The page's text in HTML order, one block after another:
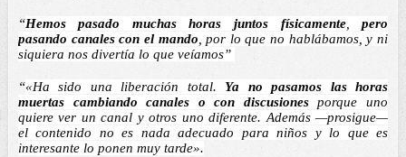
“Hemos pasado muchas horas juntos físicamente, pero
pasando canales con el mando, por lo que no hablábamos, y ni
siquiera nos divertía lo que veíamos”
“«Ha sido una liberación total. Ya no pasamos las horas
muertas cambiando canales o con discusiones porque uno
quiere ver un canal y otros uno diferente. Además —prosigue—
el contenido no es nada adecuado para niños y lo que es
interesante lo ponen muy tarde».